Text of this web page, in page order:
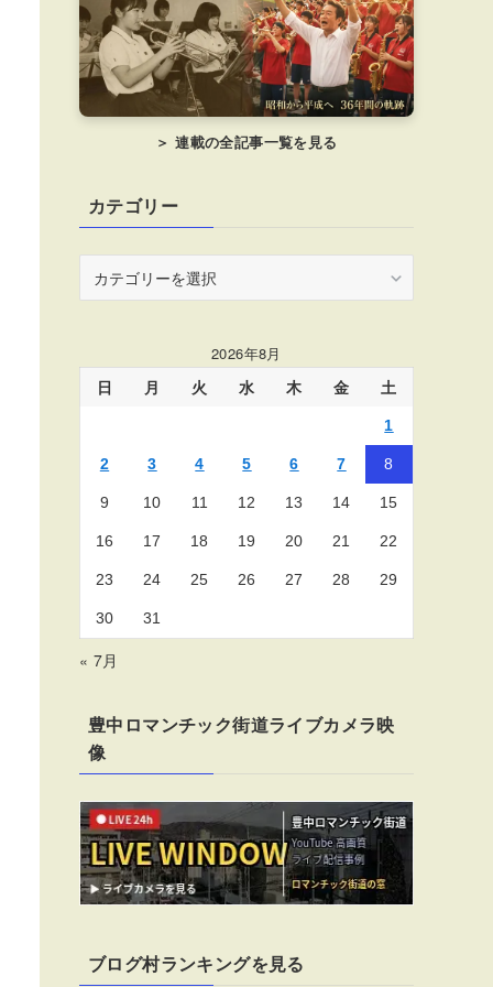
＞ 連載の全記事一覧を見る
カテゴリー
ー
2026年8月
日 月 火 水 木 金 土
1
2 3 4 5 6 7 8
9 10 11 12 13 14 15
16 17 18 19 20 21 22
23 24 25 26 27 28 29
30 31
« 7月
豊中ロマンチック街道ライブカメラ映
像
ブログ村ランキングを見る